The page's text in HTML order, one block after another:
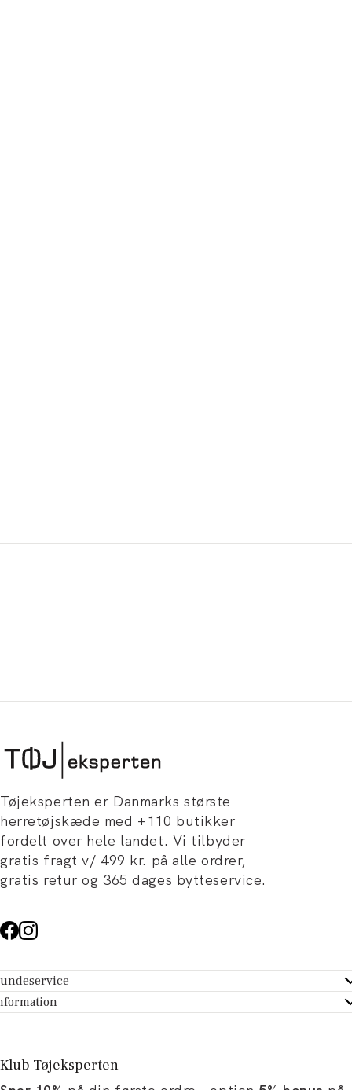
Tøjeksperten er Danmarks største
herretøjskæde med +110 butikker
fordelt over hele landet. Vi tilbyder
gratis fragt v/ 499 kr. på alle ordrer,
gratis retur og 365 dages bytteservice.
- Hjælpecenter
dit køb
Tøjeksperten
og artikler
Klub Tøjeksperten